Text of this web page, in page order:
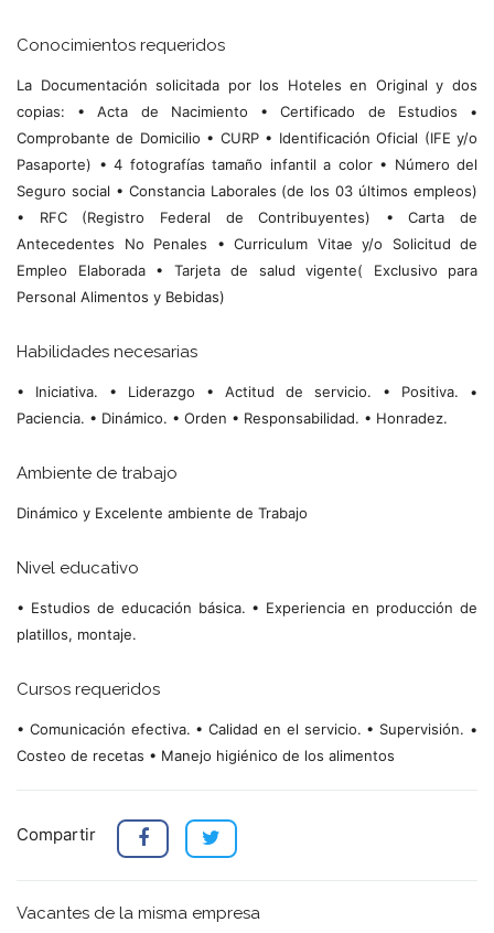
Conocimientos requeridos
La Documentación solicitada por los Hoteles en Original y dos
copias: • Acta de Nacimiento • Certificado de Estudios •
Comprobante de Domicilio • CURP • Identificación Oficial (IFE y/o
Pasaporte) • 4 fotografías tamaño infantil a color • Número del
Seguro social • Constancia Laborales (de los 03 últimos empleos)
• RFC (Registro Federal de Contribuyentes) • Carta de
Antecedentes No Penales • Curriculum Vitae y/o Solicitud de
Empleo Elaborada • Tarjeta de salud vigente( Exclusivo para
Personal Alimentos y Bebidas)
Habilidades necesarias
• Iniciativa. • Liderazgo • Actitud de servicio. • Positiva. •
Paciencia. • Dinámico. • Orden • Responsabilidad. • Honradez.
Ambiente de trabajo
Dinámico y Excelente ambiente de Trabajo
Nivel educativo
• Estudios de educación básica. • Experiencia en producción de
platillos, montaje.
Cursos requeridos
• Comunicación efectiva. • Calidad en el servicio. • Supervisión. •
Costeo de recetas • Manejo higiénico de los alimentos
Compartir
Vacantes de la misma empresa